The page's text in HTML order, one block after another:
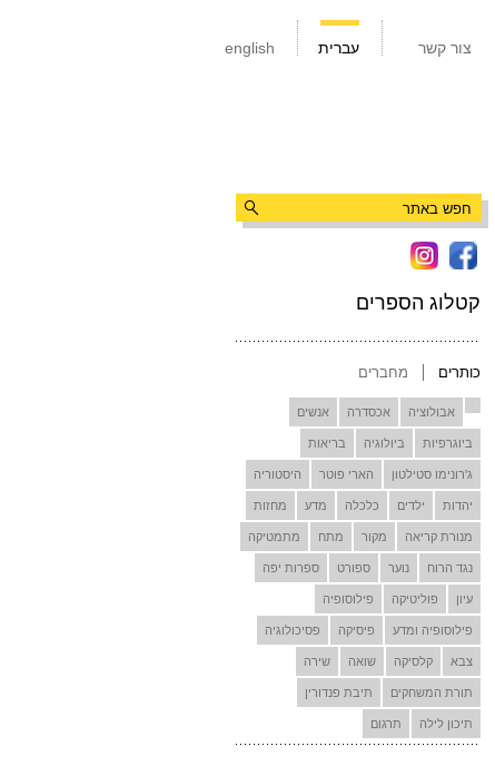
english עברית צור קשר
קטלוג הספרים
כותרים מחברים
אבולוציה אכסדרה אנשים
ביוגרפיות ביולוגיה בריאות
ג'רונימו סטילטון הארי פוטר היסטוריה
יהדות ילדים כלכלה מדע מחזות
מנורת קריאה מקור מתח מתמטיקה
נגד הרוח נוער ספורט ספרות יפה
עיון פוליטיקה פילוסופיה
פילוסופיה ומדע פיסיקה פסיכולוגיה
צבא קלסיקה שואה שירה
תורת המשחקים תיבת פנדורין
תיכון לילה תרגום